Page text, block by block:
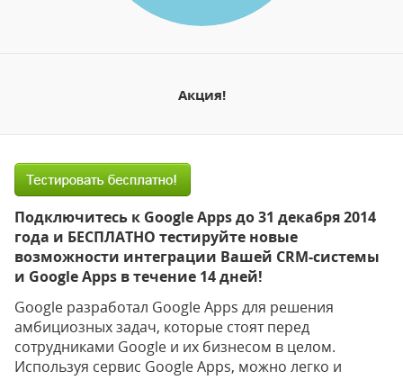
Акция!
Подключитесь к Google Apps до 31 декабря 2014
года и БЕСПЛАТНО тестируйте новые
возможности интеграции Вашей CRM-системы
и Google Аpps в течение 14 дней!
Google разработал Google Apps для решения
амбициозных задач, которые стоят перед
сотрудниками Google и их бизнесом в целом.
Используя сервис Google Apps, можно легко и